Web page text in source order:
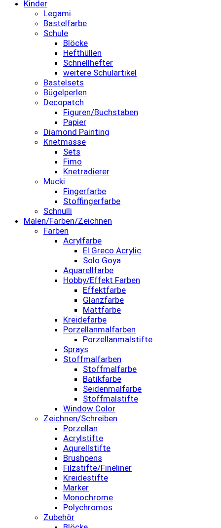
Kinder
Legami
Bastelfarbe
Schule
Blöcke
Hefthüllen
Schnellhefter
weitere Schulartikel
Bastelsets
Bügelperlen
Decopatch
Figuren/Buchstaben
Papier
Diamond Painting
Knetmasse
Sets
Fimo
Knetradierer
Mucki
Fingerfarbe
Stoffingerfarbe
Schnulli
Malen/Farben/Zeichnen
Farben
Acrylfarbe
El Greco Acrylic
Solo Goya
Aquarellfarbe
Hobby/Effekt Farben
Effektfarbe
Glanzfarbe
Mattfarbe
Kreidefarbe
Porzellanmalfarben
Porzellanmalstifte
Sprays
Stoffmalfarben
Stoffmalfarbe
Batikfarbe
Seidenmalfarbe
Stoffmalstifte
Window Color
Zeichnen/Schreiben
Porzellan
Acrylstifte
Aqurellstifte
Brushpens
Filzstifte/Fineliner
Kreidestifte
Marker
Monochrome
Polychromos
Zubehör